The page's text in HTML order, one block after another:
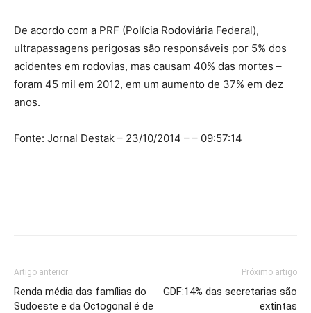
De acordo com a PRF (Polícia Rodoviária Federal),
ultrapassagens perigosas são responsáveis por 5% dos
acidentes em rodovias, mas causam 40% das mortes –
foram 45 mil em 2012, em um aumento de 37% em dez
anos.
Fonte: Jornal Destak – 23/10/2014 – – 09:57:14
Artigo anterior
Renda média das famílias do
Sudoeste e da Octogonal é de
Próximo artigo
GDF:14% das secretarias são
extintas